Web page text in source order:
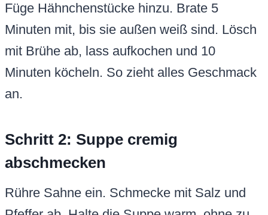
Füge Hähnchenstücke hinzu. Brate 5
Minuten mit, bis sie außen weiß sind. Lösch
mit Brühe ab, lass aufkochen und 10
Minuten köcheln. So zieht alles Geschmack
an.
Schritt 2: Suppe cremig
abschmecken
Rühre Sahne ein. Schmecke mit Salz und